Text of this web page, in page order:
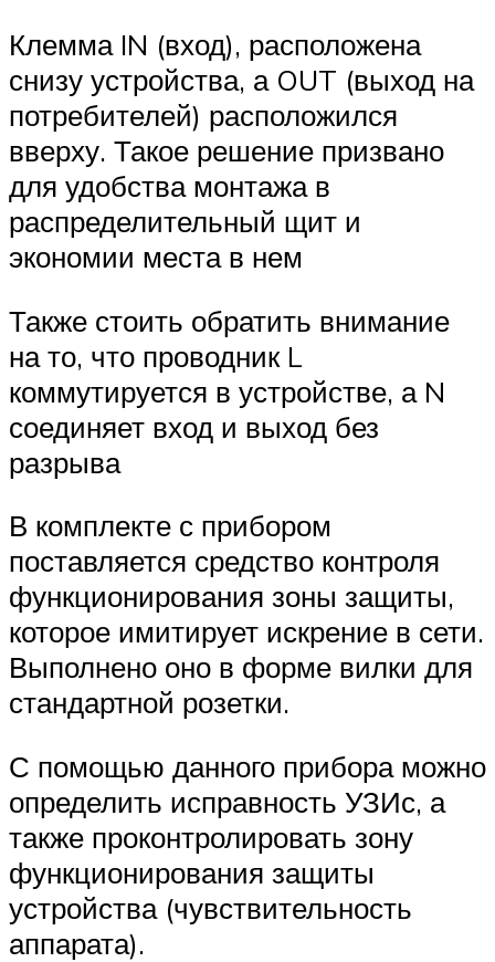
Клемма IN (вход), расположена
снизу устройства, а OUT (выход на
потребителей) расположился
вверху. Такое решение призвано
для удобства монтажа в
распределительный щит и
экономии места в нем
Также стоить обратить внимание
на то, что проводник L
коммутируется в устройстве, а N
соединяет вход и выход без
разрыва
В комплекте с прибором
поставляется средство контроля
функционирования зоны защиты,
которое имитирует искрение в сети.
Выполнено оно в форме вилки для
стандартной розетки.
С помощью данного прибора можно
определить исправность УЗИс, а
также проконтролировать зону
функционирования защиты
устройства (чувствительность
аппарата).